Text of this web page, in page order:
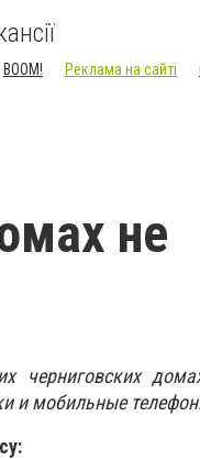
BOOM! Реклама на сайті
не
черниговских
и мобильные